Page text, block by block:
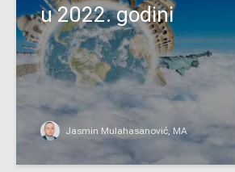
u 2022. godini
Jasmin Mulahasanović, MA